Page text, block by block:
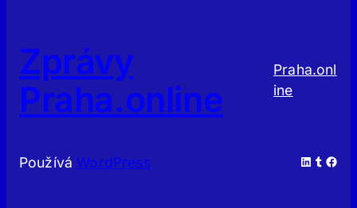
Zprávy
Praha.online
Praha.onl
ine
PoužíváWordPress LinkedIn Tumblr Facebook